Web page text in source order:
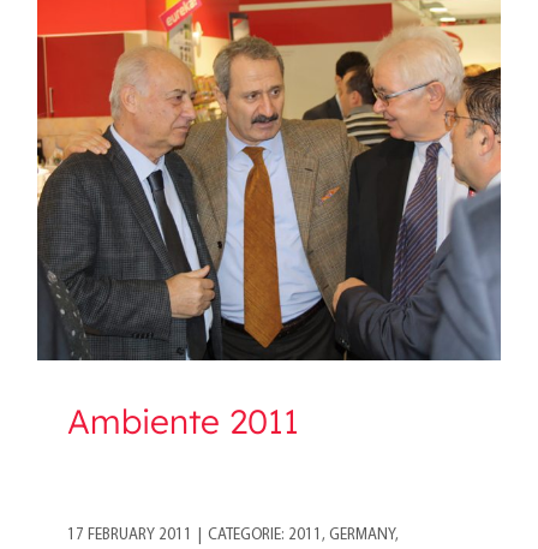
Ambiente 2011
Ambiente 2011
17 FEBRUARY 2011 CATEGORIE: 2011 , GERMANY,